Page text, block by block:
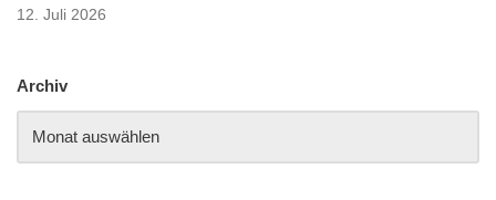
12. Juli 2026
Archiv